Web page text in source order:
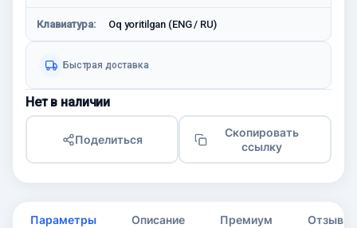
Клавиатура: Oq yoritilgan (ENG / RU)
Быстрая доставка
Нет в наличии
Поделиться
Скопировать
ссылку
Параметры Описание Премиум Отзывы